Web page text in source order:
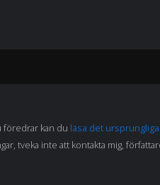
föredrar kan du läsa det
tveka inte att kontakta mig,